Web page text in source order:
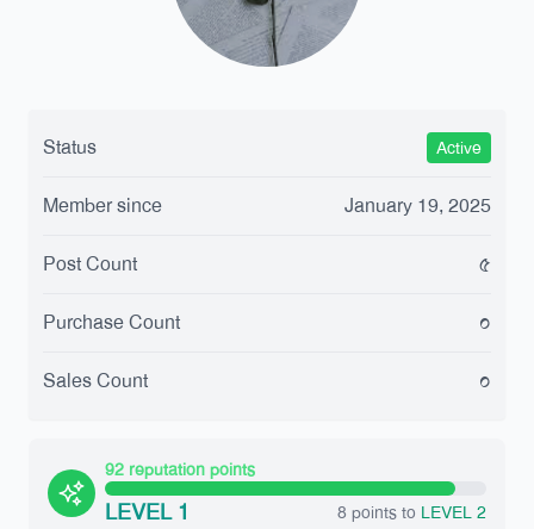
Status Active
Member since January 19, 2025
Post Count ৫
Purchase Count ০
Sales Count ০
92 reputation points
LEVEL 1 8 points to LEVEL 2